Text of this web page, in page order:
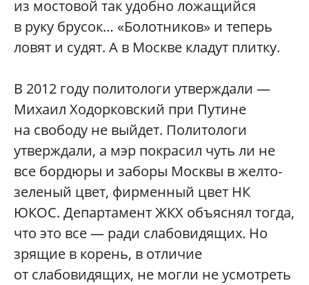
из мостовой так удобно ложащийся
в руку брусок… «Болотников» и теперь
ловят и судят. А в Москве кладут плитку.
В 2012 году политологи утверждали —
Михаил Ходорковский при Путине
на свободу не выйдет. Политологи
утверждали, а мэр покрасил чуть ли не
все бордюры и заборы Москвы в желто-
зеленый цвет, фирменный цвет НК
ЮКОС. Департамент ЖКХ объяснял тогда,
что это все — ради слабовидящих. Но
зрящие в корень, в отличие
от слабовидящих, не могли не усмотреть